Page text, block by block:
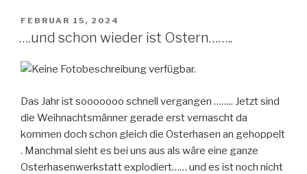
VERÖFFENTLICHT
FEBRUAR 15, 2024
….und schon wieder ist Ostern……..
Das Jahr ist sooooooo schnell vergangen …….. Jetzt sind
die Weihnachtsmänner gerade erst vernascht da
kommen doch schon gleich die Osterhasen an gehoppelt
. Manchmal sieht es bei uns aus als wäre eine ganze
Osterhasenwerkstatt explodiert…… und es ist noch nicht